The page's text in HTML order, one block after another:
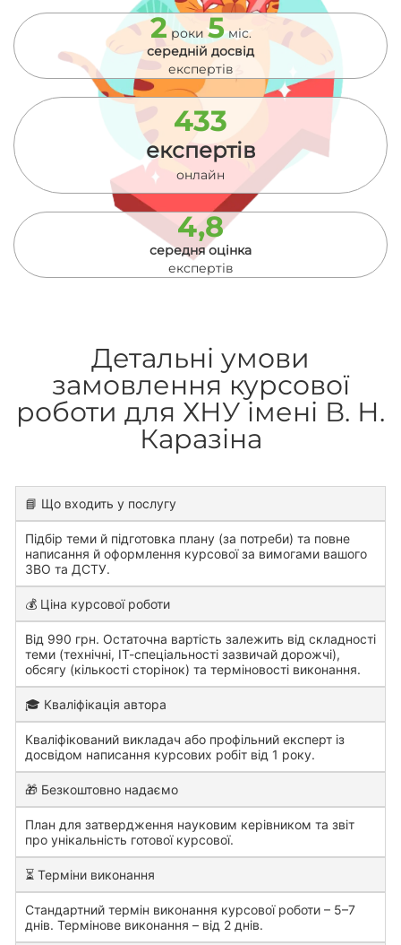
2 роки5міс.
середній досвід
експертів
433
експертів
онлайн
4,8
середня оцінка
експертів
Детальні умови
замовлення курсової
роботи для ХНУ імені В. Н.
Каразіна
📘 Що входить у послугу
Підбір теми й підготовка плану (за потреби) та повне
написання й оформлення курсової за вимогами вашого
ЗВО та ДСТУ.
💰 Ціна курсової роботи
Від 990 грн. Остаточна вартість залежить від складності
теми (технічні, ІТ-спеціальності зазвичай дорожчі),
обсягу (кількості сторінок) та терміновості виконання.
🎓 Кваліфікація автора
Кваліфікований викладач або профільний експерт із
досвідом написання курсових робіт від 1 року.
🎁 Безкоштовно надаємо
План для затвердження науковим керівником та звіт
про унікальність готової курсової.
⏳ Терміни виконання
Стандартний термін виконання курсової роботи – 5–7
днів. Термінове виконання – від 2 днів.